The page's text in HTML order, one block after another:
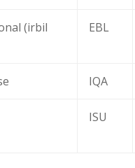
(irbil
EBL
IQA
ISU